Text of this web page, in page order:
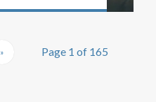
Page 1 of 165
»